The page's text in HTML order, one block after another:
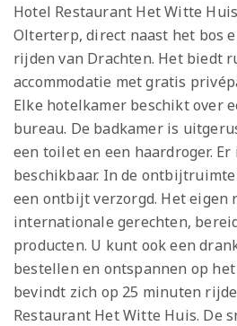
Hotel Restaurant Het Witte
Olterterp, direct naast het bos
rijden van Drachten. Het biedt
accommodatie met gratis
Elke hotelkamer beschikt over
bureau. De badkamer is
een toilet en een haardroger. Er
beschikbaar. In de
een ontbijt verzorgd. Het eigen
internationale gerechten,
producten. U kunt ook een
bestellen en ontspannen op
bevindt zich op 25 minuten
Restaurant Het Witte Huis. De